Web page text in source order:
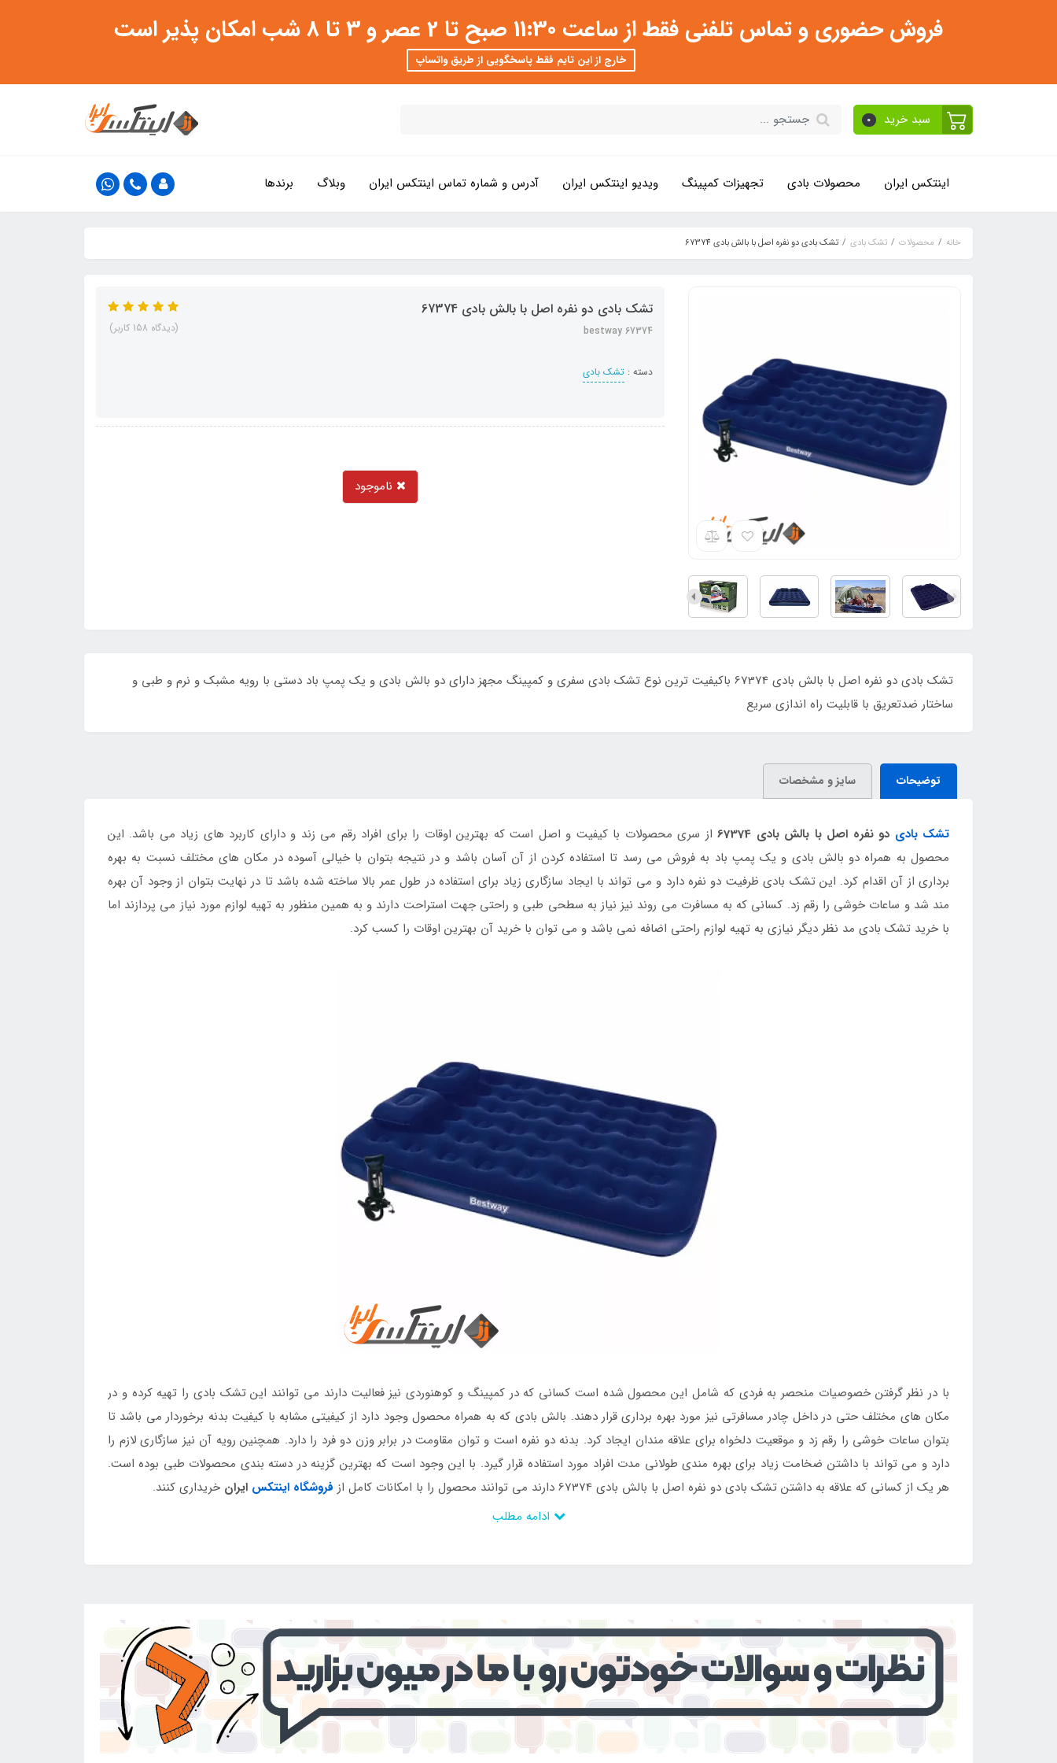
فروش حضوری و تماس تلفنی فقط از ساعت 11:30 صبح تا 2 عصر و 3 تا 8 شب امکان پذیر است
خارج از این تایم فقط پاسخگویی از طریق واتساپ
سبد خرید 0
اینتکس ایران محصولات بادی تجهیزات کمپینگ ویدیو اینتکس ایران آدرس و شماره تماس اینتکس ایران وبلاگ برندها
خانه محصولات تشک بادی تشک بادی دو نفره اصل با بالش بادی 67374
تشک بادی دو نفره اصل با بالش بادی 67374
bestway 67374
دسته : تشک بادی
(دیدگاه 158 کاربر)
ناموجود
تشک بادی دو نفره اصل با بالش بادی 67374 باکیفیت ترین نوع تشک بادی سفری و کمپینگ مجهز دارای دو بالش بادی و یک پمپ باد دستی با رویه مشبک و نرم و طبی و
ساختار ضدتعریق با قابلیت راه اندازی سریع
توضیحات سایز و مشخصات
تشک بادی دو نفره اصل با بالش بادی 67374
از سری محصولات با کیفیت و اصل است که بهترین اوقات را برای افراد رقم می زند و دارای کاربرد های زیاد می باشد. این
محصول به همراه دو بالش بادی و یک پمپ باد به فروش می رسد تا استفاده کردن از آن آسان باشد و در نتیجه بتوان با خیالی آسوده در مکان های مختلف نسبت به بهره
برداری از آن اقدام کرد. این تشک بادی ظرفیت دو نفره دارد و می تواند با ایجاد سازگاری زیاد برای استفاده در طول عمر بالا ساخته شده باشد تا در نهایت بتوان از وجود آن بهره
مند شد و ساعات خوشی را رقم زد. کسانی که به مسافرت می روند نیز نیاز به سطحی طبی و راحتی جهت استراحت دارند و به همین منظور به تهیه لوازم مورد نیاز می پردازند اما
با خرید تشک بادی مد نظر دیگر نیازی به تهیه لوازم راحتی اضافه نمی باشد و می توان با خرید آن بهترین اوقات را کسب کرد.
با در نظر گرفتن خصوصیات منحصر به فردی که شامل این محصول شده است کسانی که در کمپینگ و کوهنوردی نیز فعالیت دارند می توانند این تشک بادی را تهیه کرده و در
مکان های مختلف حتی در داخل چادر مسافرتی نیز مورد بهره برداری قرار دهند. بالش بادی که به همراه محصول وجود دارد از کیفیتی مشابه با کیفیت بدنه برخوردار می باشد تا
بتوان ساعات خوشی را رقم زد و موقعیت دلخواه برای علاقه مندان ایجاد کرد. بدنه دو نفره است و توان مقاومت در برابر وزن دو فرد را دارد. همچنین رویه آن نیز سازگاری لازم را
دارد و می تواند با داشتن ضخامت زیاد برای بهره مندی طولانی مدت افراد مورد استفاده قرار گیرد. با این وجود است که بهترین گزینه در دسته بندی محصولات طبی بوده است.
هر یک از کسانی که علاقه به داشتن تشک بادی دو نفره اصل با بالش بادی 67374 دارند می توانند محصول را با امکانات کامل از
فروشگاه اینتکس ایران خریداری کنند.